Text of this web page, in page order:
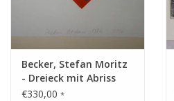
Becker, Stefan Moritz
- Dreieck mit Abriss
€330,00 *